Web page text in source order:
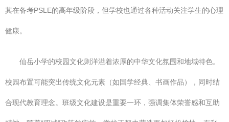
其在备考PSLE的高年级阶段，但学校也通过各种活动关注学生的心理
健康。
仙岳小学的校园文化则洋溢着浓厚的中华文化氛围和地域特色。
校园布置可能突出传统文化元素（如国学经典、书画作品），同时结
合现代教育理念。班级文化建设是重要一环，强调集体荣誉感和互助